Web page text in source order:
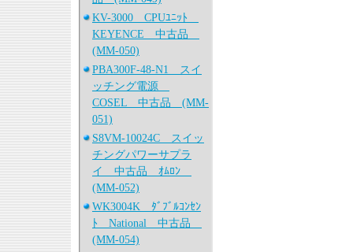
KV-3000 CPUﾕﾆｯﾄ
KEYENCE 中古品
(MM-050)
PBA300F-48-N1 スイ
ッチング電源
COSEL 中古品 (MM-
051)
S8VM-10024C スイッ
チングパワーサプラ
イ 中古品 ｵﾑﾛﾝ
(MM-052)
WK3004K ﾀﾞﾌﾞﾙｺﾝｾﾝ
ﾄ National 中古品
(MM-054)